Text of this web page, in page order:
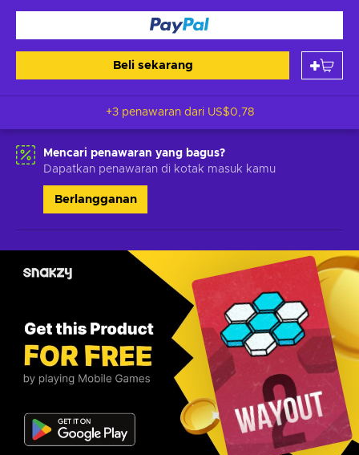
Beli sekarang
+3 penawaran dari US$0,78
Mencari penawaran yang bagus?
Dapatkan penawaran di kotak masuk kamu
Berlangganan